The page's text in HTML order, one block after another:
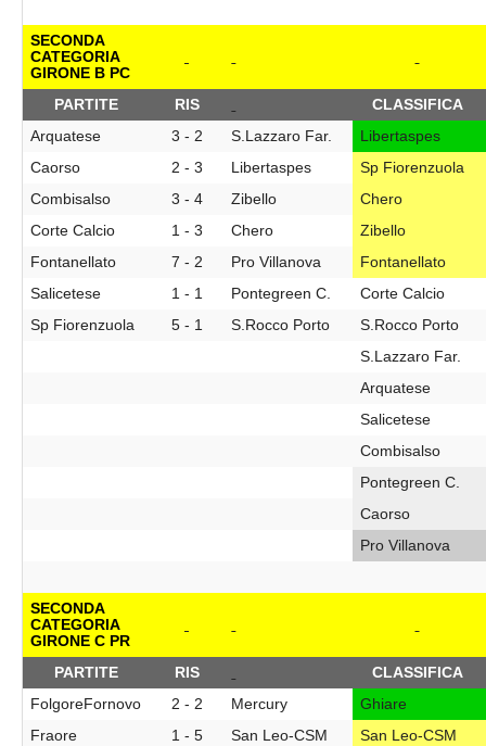
SECONDA
CATEGORIA
GIRONE B PC
PARTITE
RIS
CLASSIFICA
Arquatese
3 - 2 S.Lazzaro Far.
Libertaspes
Caorso
2 - 3 Libertaspes
Sp Fiorenzuola
Combisalso
3 - 4 Zibello
Chero
Corte Calcio
1 - 3 Chero
Zibello
Fontanellato
7 - 2 Pro Villanova
Fontanellato
Salicetese
1 - 1 Pontegreen C.
Corte Calcio
Sp Fiorenzuola
5 - 1 S.Rocco Porto
S.Rocco Porto
S.Lazzaro Far.
Arquatese
Salicetese
Combisalso
Pontegreen C.
Caorso
Pro Villanova
SECONDA
CATEGORIA
GIRONE C PR
PARTITE
RIS
CLASSIFICA
FolgoreFornovo
2 - 2 Mercury
Ghiare
Fraore
1 - 5 San Leo-CSM San Leo-CSM